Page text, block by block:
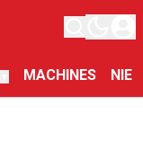
MACHINES